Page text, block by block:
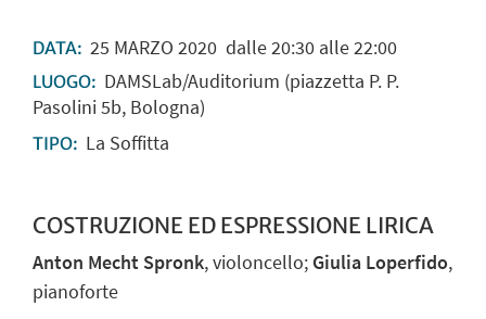
DATA: 25 MARZO 2020dalle 20:30 alle 22:00
LUOGO: DAMSLab/Auditorium (piazzetta P. P.
Pasolini 5b, Bologna)
TIPO: La Soffitta
COSTRUZIONE ED ESPRESSIONE LIRICA
Anton Mecht Spronk, violoncello; Giulia Loperfido,
pianoforte